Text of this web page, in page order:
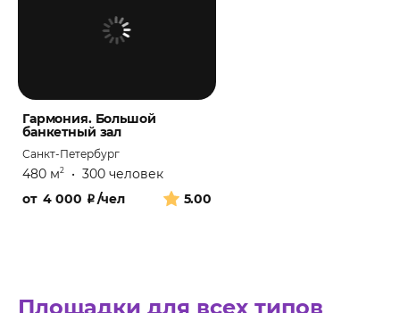
Гармония. Большой
банкетный зал
Санкт-Петербург
480 м2 • 300 человек
5.00
от4 000 ₽/чел
Площадки для всех типов